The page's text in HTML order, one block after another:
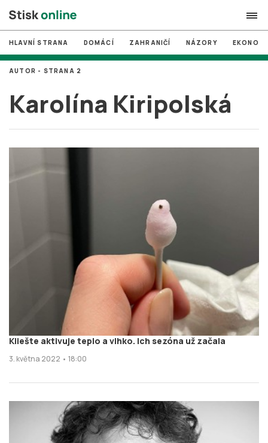
search
# MUNI
# Brno
# volby
Zapomněli jste heslo?
HLAVNÍ STRANA DOMÁCÍ ZAHRANIČÍ NÁZORY
Karolína Kiripolská
AUTOR - STRANA 2
Kliešte aktivuje teplo a vlhko. Ich sezóna už začala
3. května 2022 • 18:00